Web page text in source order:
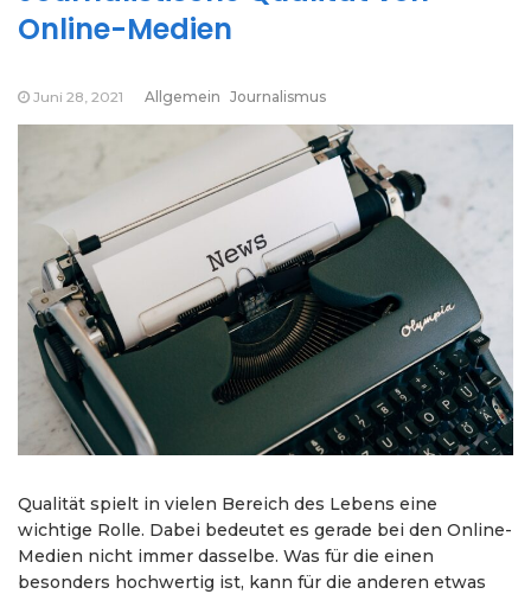
Online-Medien
Juni 28, 2021 Allgemein Journalismus
Qualität spielt in vielen Bereich des Lebens eine
wichtige Rolle. Dabei bedeutet es gerade bei den Online-
Medien nicht immer dasselbe. Was für die einen
besonders hochwertig ist, kann für die anderen etwas